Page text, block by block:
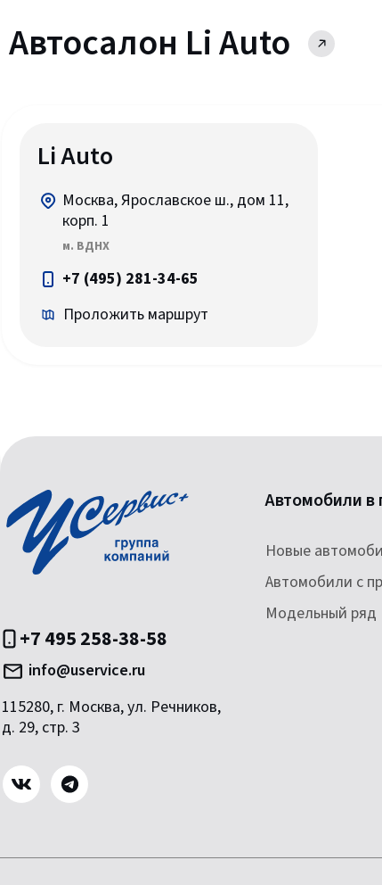
Автосалон Li Auto
Li Auto
Москва, Ярославское ш., дом 11,
корп. 1
м. ВДНХ
+7 (495) 281-34-65
Проложить маршрут
Автомобили
Новые
Автомобили с
Модельный ряд
+7 495 258-38-58
info@uservice.ru
115280, г. Москва, ул. Речников,
д. 29, стр. 3